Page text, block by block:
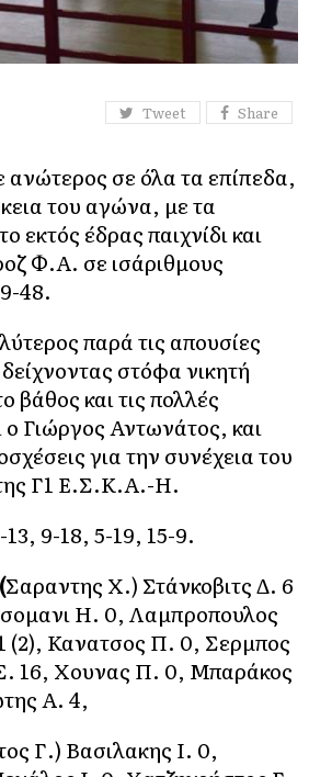
Tweet Share
σε όλα τα επίπεδα,
του αγώνα, με τα
εκτός έδρας παιχνίδι και
Φ.Α. σε ισάριθμους
48.
παρά τις απουσίες
στόφα νικητή
βάθος και τις πολλές
ο Γιώργος Αντωνάτος, και
για την συνέχεια του
Γ1 Ε.Σ.Κ.Α.-Η.
9-18, 5-19, 15-9.
Σαραντης Χ.) Στάνκοβιτς Δ. 6
Η. 0, Λαμπροπουλος
(2), Κανατσος Π. 0, Σερμπος
16, Χουνας Π. 0, Μπαράκος
Α. 4,
Γ.) Βασιλακης Ι. 0,